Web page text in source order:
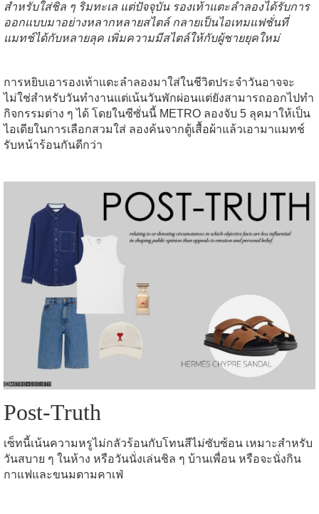
สำหรับใส่ชิล ๆ ริมทะเล แต่ปัจจุบัน รองเท้าแตะลำลองได้รับการ
ออกแบบมาอย่างหลากหลายสไตล์ กลายเป็นไอเทมแฟชั่นที่
แมทช์ได้กับหลายลุค เพิ่มความมีสไตล์ให้กับผู้ชายยุคใหม่
การหยิบเอารองเท้าแตะลำลองมาใส่ในชีวิตประจำวันอาจจะ
ไม่ใช่สำหรับวันทำงานแต่เน้นวันพักผ่อนแต่ยังสามารถออกไปทำ
กิจกรรมต่าง ๆ ได้ โดยในซีซั่นนี้ METRO ลองจับ 5 ลุคมาให้เป็น
ไอเดียในการเลือกสวมใส่ ลองค้นจากตู้เสื้อผ้าแล้วเอามาแมทช์
รับหน้าร้อนกันดีกว่า
Post-Truth
เซ็ทนี้เน้นความหรูไม่กลัวร้อนกับโทนสีไม่ซับซ้อน เหมาะสำหรับ
วันสบาย ๆ ในห้าง หรือวันนั่งเล่นชิล ๆ บ้านเพื่อน หรือจะนั่งกิน
กาแฟและขนมตามคาเฟ่